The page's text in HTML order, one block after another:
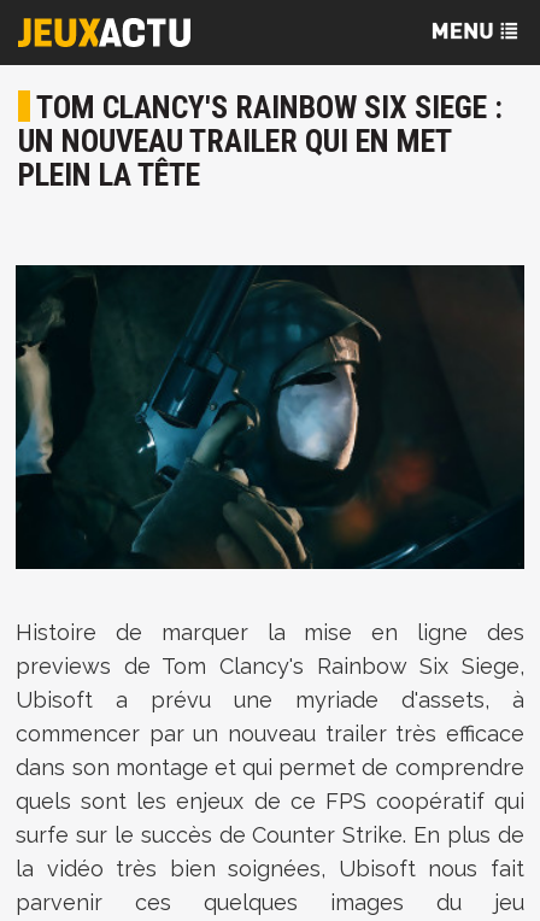
TOM CLANCY'S RAINBOW SIX SIEGE :
UN NOUVEAU TRAILER QUI EN MET
PLEIN LA TÊTE
Histoire de marquer la mise en ligne des
previews de Tom Clancy's Rainbow Six Siege,
Ubisoft a prévu une myriade d'assets, à
commencer par un nouveau trailer très efficace
dans son montage et qui permet de comprendre
quels sont les enjeux de ce FPS coopératif qui
surfe sur le succès de Counter Strike. En plus de
la vidéo très bien soignées, Ubisoft nous fait
parvenir ces quelques images du jeu